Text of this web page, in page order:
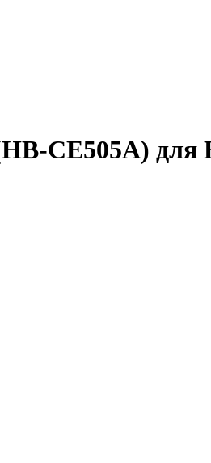
CE505A) для